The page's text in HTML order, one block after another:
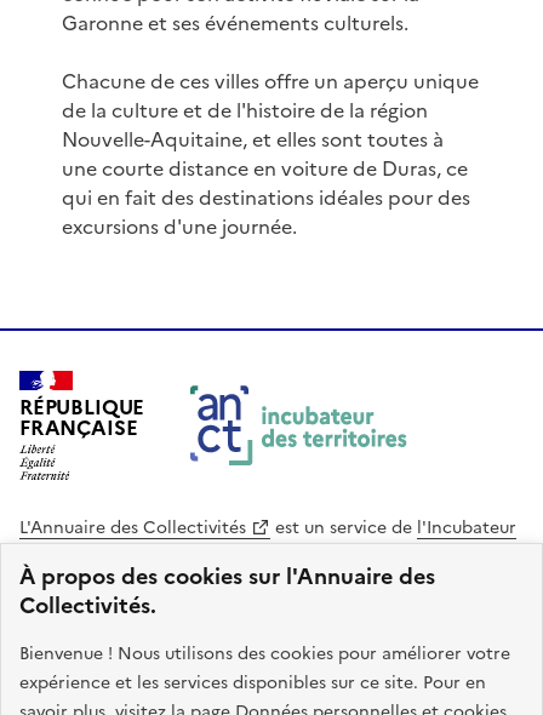
À propos des cookies sur l'Annuaire des
Collectivités.
Bienvenue ! Nous utilisons des cookies pour améliorer votre
expérience et les services disponibles sur ce site. Pour en
Garonne et ses événements culturels.
Chacune de ces villes offre un aperçu unique
de la culture et de l'histoire de la région
Nouvelle-Aquitaine, et elles sont toutes à
une courte distance en voiture de Duras, ce
qui en fait des destinations idéales pour des
excursions d'une journée.
RÉPUBLIQUE
FRANÇAISE
L'Annuaire des Collectivités est un service de l'Incubateur
des Territoires
Cohésion des Territoires
. Le code source de ce site web
est disponible en licence libre. Le design de ce site est conçu
avec le système de design de l’État.
legifrance.gouv.fr info.gouv.fr